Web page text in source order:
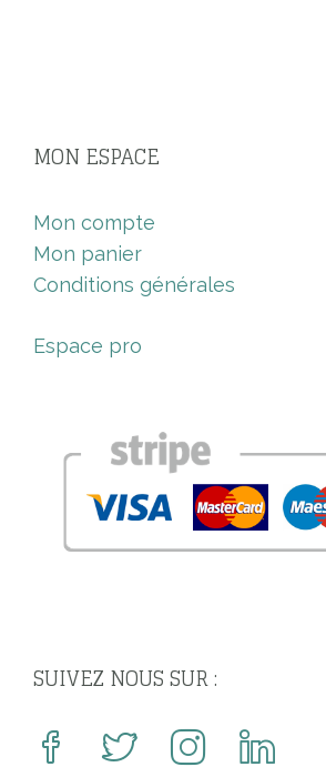
MON ESPACE
Mon compte
Mon panier
Conditions générales
Espace pro
SUIVEZ NOUS SUR :